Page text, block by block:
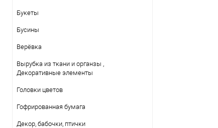
Букеты
Бусины
Верёвка
Вырубка из ткани и органзы ,
Декоративные элементы
Головки цветов
Гофрированная бумага
Декор, бабочки, птички